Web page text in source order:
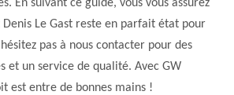
En suivant ce guide, vous vous assurez
Le Gast reste en parfait état pour
pas à nous contacter pour des
et un service de qualité. Avec GW
est entre de bonnes mains !